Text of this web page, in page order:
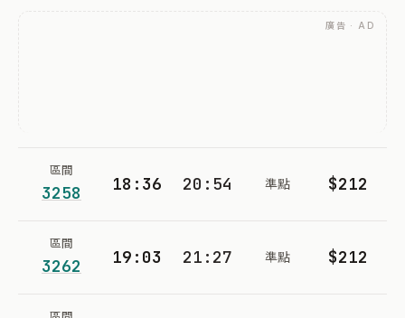
廣告 · AD
區間
3258 18:36 20:54 準點 $212
區間
3262 19:03 21:27 準點 $212